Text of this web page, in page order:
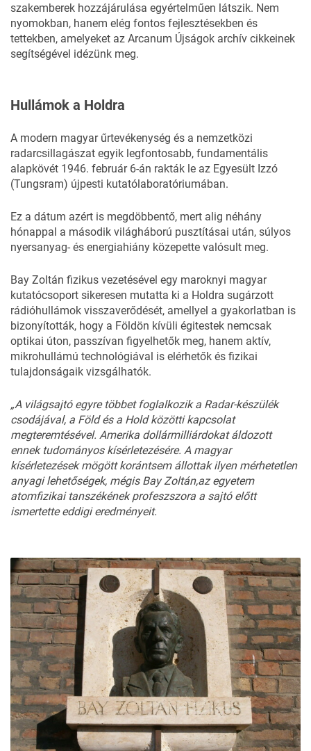
szakemberek hozzájárulása egyértelműen látszik. Nem
nyomokban, hanem elég fontos fejlesztésekben és
tettekben, amelyeket az Arcanum Újságok archív cikkeinek
segítségével idézünk meg.
Hullámok a Holdra
A modern magyar űrtevékenység és a nemzetközi
radarcsillagászat egyik legfontosabb, fundamentális
alapkövét 1946. február 6-án rakták le az Egyesült Izzó
(Tungsram) újpesti kutatólaboratóriumában.
Ez a dátum azért is megdöbbentő, mert alig néhány
hónappal a második világháború pusztításai után, súlyos
nyersanyag- és energiahiány közepette valósult meg.
Bay Zoltán fizikus vezetésével egy maroknyi magyar
kutatócsoport sikeresen mutatta ki a Holdra sugárzott
rádióhullámok visszaverődését, amellyel a gyakorlatban is
bizonyították, hogy a Földön kívüli égitestek nemcsak
optikai úton, passzívan figyelhetők meg, hanem aktív,
mikrohullámú technológiával is elérhetők és fizikai
tulajdonságaik vizsgálhatók.
„A világsajtó egyre többet foglalkozika Radar-készülék
csodájával, a Földés a Holdközöttikapcsolat
megteremtésével. Amerika dollármilliárdokatáldozott
ennek tudományos kísérletezésére. A magyar
kísérletezésekmögöttkorántsem állottakilyen mérhetetlen
anyagilehetőségek, mégis BayZoltán,az egyetem
atomfizikai tanszékénekprofeszszora a sajtó előtt
ismertetteeddigieredményeit.